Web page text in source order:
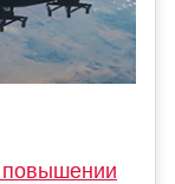
повышении